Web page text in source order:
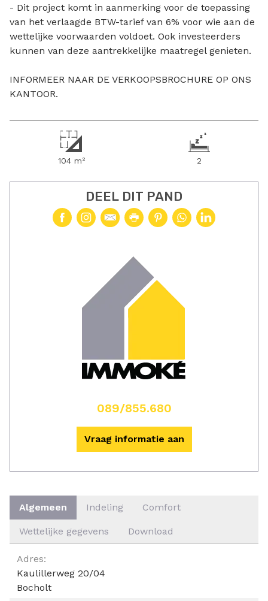
- Dit project komt in aanmerking voor de toepassing
van het verlaagde BTW-tarief van 6% voor wie aan de
wettelijke voorwaarden voldoet. Ook investeerders
kunnen van deze aantrekkelijke maatregel genieten.
INFORMEER NAAR DE VERKOOPSBROCHURE OP ONS
KANTOOR.
104 m² 2
DEEL DIT PAND
089/855.680
Vraag informatie aan
Algemeen Indeling Comfort
Wettelijke gegevens Download
ALGEMEEN
Adres:
Kaulillerweg 20/04
Bocholt